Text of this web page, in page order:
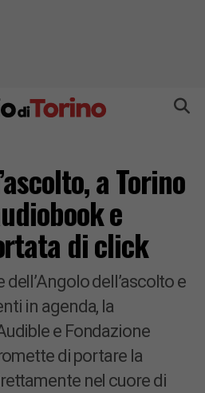
a Torino
e
di click
dell’Angolo dell’ascolto e
in agenda, la
e Fondazione
di portare la
nel cuore di